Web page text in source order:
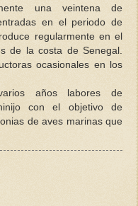
una veintena de
en el periodo de
regularmente en el
de la costa de Senegal.
ocasionales en los
años labores de
con el objetivo de
de aves marinas que